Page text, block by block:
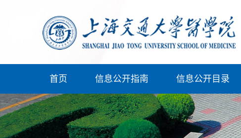
首页 信息公开指南 信息公开目录